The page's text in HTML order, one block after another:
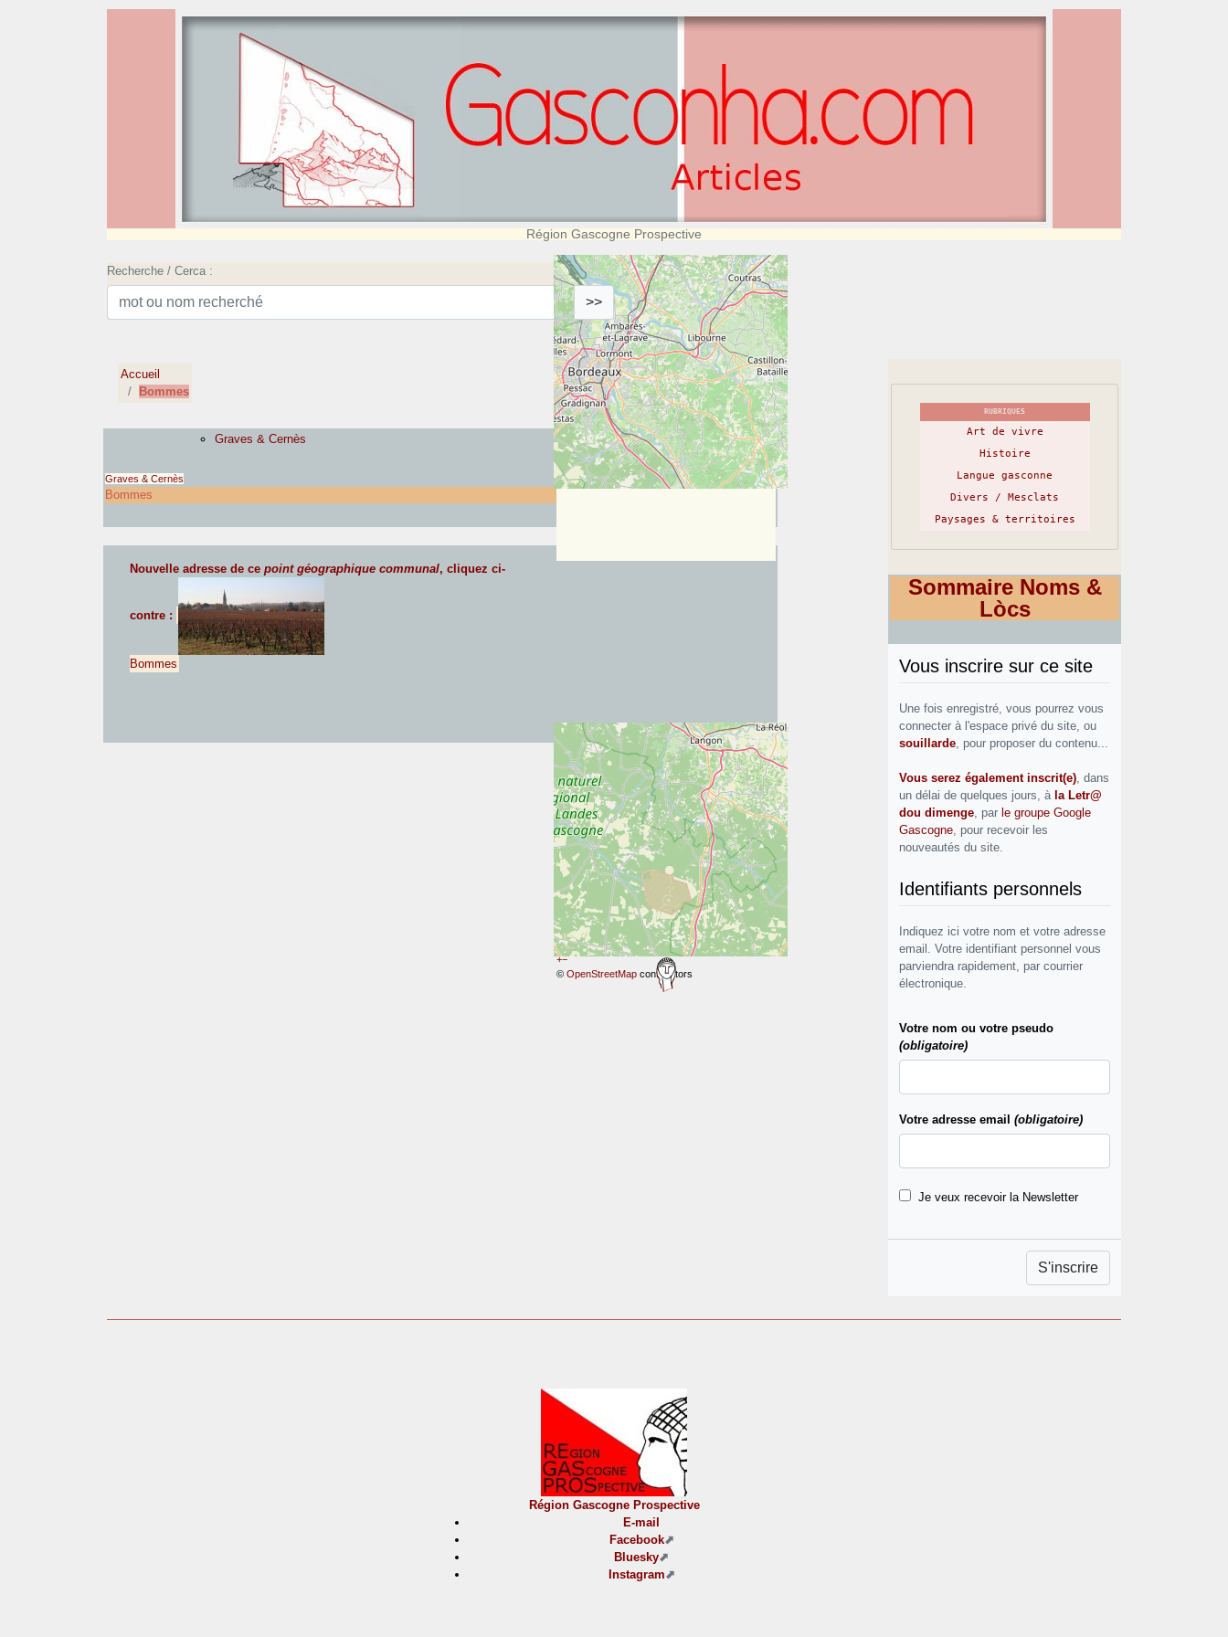
Région Gascogne Prospective
Recherche / Cerca :
>>
Accueil
Bommes
Graves & Cernès
Graves & Cernès
+−
© OpenStreetMapcontributors
Bommes
Nouvelle adresse de cepoint géographique communal, cliquez ci-
contre :
Bommes
RUBRIQUES
Art de vivre
Histoire
Langue gasconne
Divers / Mesclats
Paysages & territoires
Sommaire Noms &
Lòcs
Vous inscrire sur ce site
Une fois enregistré, vous pourrez vous
connecter à l'espace privé du site, ou
souillarde , pour proposer du contenu...
Vous serez également inscrit(e), dans
un délai de quelques jours, à la Letr@
dou dimenge, par le groupe Google
Gascogne, pour recevoir les
nouveautés du site.
Identifiants personnels
Indiquez ici votre nom et votre adresse
email. Votre identifiant personnel vous
parviendra rapidement, par courrier
électronique.
Votre nom ou votre pseudo
(obligatoire)
Votre adresse email (obligatoire)
Je veux recevoir la Newsletter
Région Gascogne Prospective
E-mail
Facebook
Bluesky
Instagram